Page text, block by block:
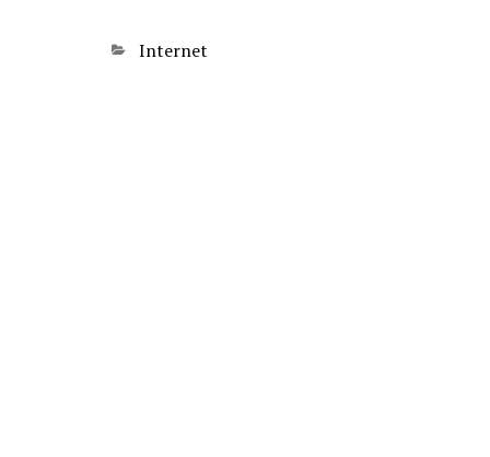
Kategorien
Internet